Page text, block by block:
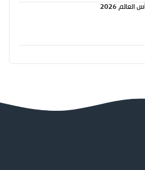
موعد مباراة فرنسا والسنغال في كأس العالم 2026